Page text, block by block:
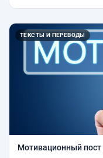
ТЕКСТЫ И ПЕРЕВОДЫ
Мотивационный пост